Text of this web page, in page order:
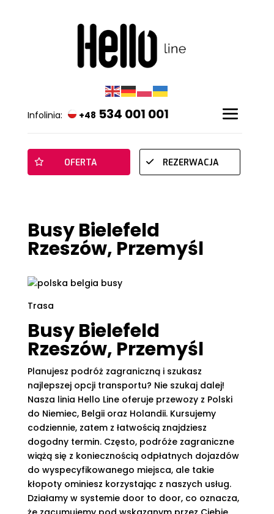
Infolinia: +48 534 001 001
OFERTA REZERWACJA
Busy Bielefeld
Rzeszów, Przemyśl
Trasa
Busy Bielefeld
Rzeszów, Przemyśl
Planujesz podróż zagraniczną i szukasz
najlepszej opcji transportu? Nie szukaj dalej!
Nasza linia Hello Line oferuje przewozy z Polski
do Niemiec, Belgii oraz Holandii. Kursujemy
codziennie, zatem z łatwością znajdziesz
dogodny termin. Często, podróże zagraniczne
wiążą się z koniecznością odpłatnych dojazdów
do wyspecyfikowanego miejsca, ale takie
kłopoty ominiesz korzystając z naszych usług.
Działamy w systemie door to door, co oznacza,